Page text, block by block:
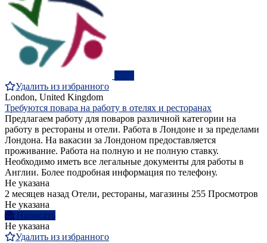
Удалить из избранного
London, United Kingdom
Требуются повара на работу в отелях и ресторанах
Предлагаем работу для поваров различной категории на
работу в рестораны и отели. Работа в Лондоне и за пределами
Лондона. На вакасии за Лондоном предоставляется
проживание. Работа на полную и не полную ставку.
Необходимо иметь все легальные документы для работы в
Англии. Более подробная информация по телефону.
Не указана
2 месяцев назад Отели, рестораны, магазины 255 Просмотров
Не указана
Написать
Не указана
Удалить из избранного